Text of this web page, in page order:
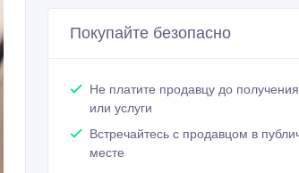
Покупайте безопасно
Не платите продавцу до
или услуги
Встречайтесь с продавцом в
месте